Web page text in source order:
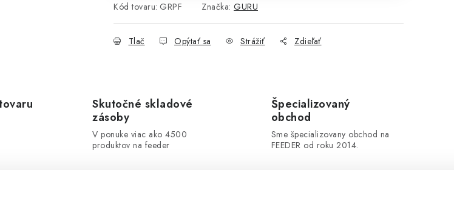
Kód tovaru: GRPF Značka: GURU
Tlač Opýtať sa Strážiť Zdieľať
Skutočné skladové
zásoby
V ponuke viac ako 4500
produktov na feeder
Špecializovaný
obchod
Sme špecializovany obchod na
FEEDER od roku 2014.